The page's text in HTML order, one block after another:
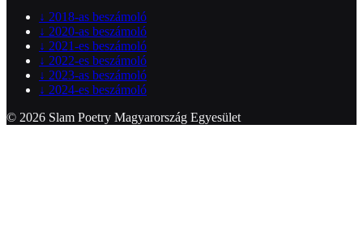
↓ 2018-as beszámoló
↓ 2020-as beszámoló
↓ 2021-es beszámoló
↓ 2022-es beszámoló
↓ 2023-as beszámoló
↓ 2024-es beszámoló
© 2026 Slam Poetry Magyarország Egyesület